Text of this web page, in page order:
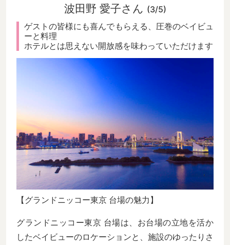
波田野 愛子さん (3/5)
ゲストの皆様にも喜んでもらえる、圧巻のベイビュ
ーと料理
ホテルとは思えない開放感を味わっていただけます
【グランドニッコー東京 台場の魅力】
グランドニッコー東京 台場は、お台場の立地を活か
したベイビューのロケーションと、施設のゆったりさ